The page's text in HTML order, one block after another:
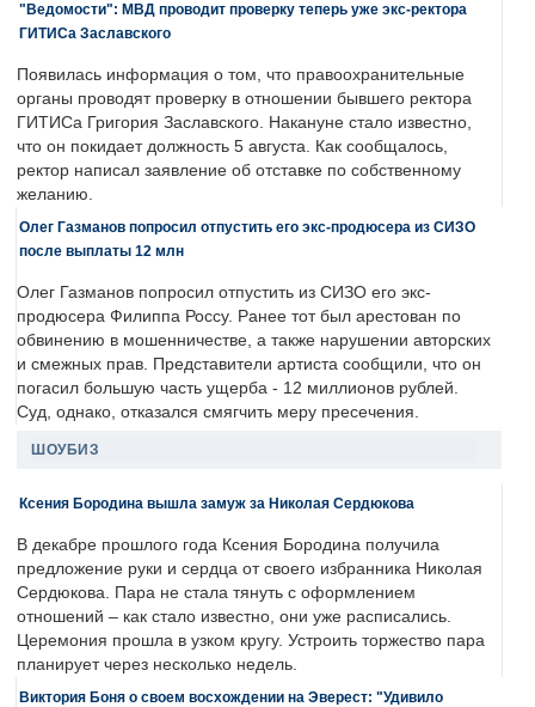
"Ведомости": МВД проводит проверку теперь уже экс-ректора
ГИТИСа Заславского
Появилась информация о том, что правоохранительные
органы проводят проверку в отношении бывшего ректора
ГИТИСа Григория Заславского. Накануне стало известно,
что он покидает должность 5 августа. Как сообщалось,
ректор написал заявление об отставке по собственному
желанию.
Олег Газманов попросил отпустить его экс-продюсера из СИЗО
после выплаты 12 млн
Олег Газманов попросил отпустить из СИЗО его экс-
продюсера Филиппа Россу. Ранее тот был арестован по
обвинению в мошенничестве, а также нарушении авторских
и смежных прав. Представители артиста сообщили, что он
погасил большую часть ущерба - 12 миллионов рублей.
Суд, однако, отказался смягчить меру пресечения.
ШОУБИЗ
Ксения Бородина вышла замуж за Николая Сердюкова
В декабре прошлого года Ксения Бородина получила
предложение руки и сердца от своего избранника Николая
Сердюкова. Пара не стала тянуть с оформлением
отношений – как стало известно, они уже расписались.
Церемония прошла в узком кругу. Устроить торжество пара
планирует через несколько недель.
Виктория Боня о своем восхождении на Эверест: "Удивило